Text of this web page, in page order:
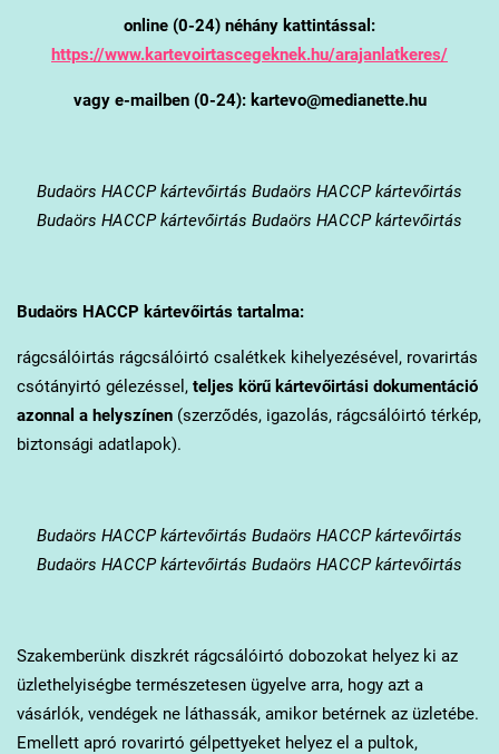
online (0-24) néhány kattintással:
https://www.kartevoirtascegeknek.hu/arajanlatkeres/
vagy e-mailben (0-24): kartevo@medianette.hu
Budaörs HACCP kártevőirtás Budaörs HACCP kártevőirtás
Budaörs HACCP kártevőirtás Budaörs HACCP kártevőirtás
BudaörsHACCP kártevőirtás tartalma:
rágcsálóirtás rágcsálóirtó csalétkek kihelyezésével, rovarirtás
csótányirtó gélezéssel, teljes körű kártevőirtási dokumentáció
azonnal a helyszínen(szerződés, igazolás, rágcsálóirtó térkép,
biztonsági adatlapok).
Budaörs HACCP kártevőirtás Budaörs HACCP kártevőirtás
Budaörs HACCP kártevőirtás Budaörs HACCP kártevőirtás
Szakemberünk diszkrét rágcsálóirtó dobozokat helyez ki az
üzlethelyiségbe természetesen ügyelve arra, hogy azt a
vásárlók, vendégek ne láthassák, amikor betérnek az üzletébe.
Emellett apró rovarirtó gélpettyeket helyez el a pultok,